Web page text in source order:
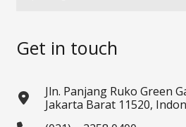
Get in touch
Jln. Panjang Ruko Green
Jakarta Barat 11520,